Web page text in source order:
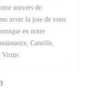
univers de
avoir la joie de vous
en notre
Camille,
Virtus
3